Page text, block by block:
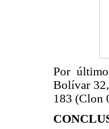
Por
Bolívar
183 (Clon